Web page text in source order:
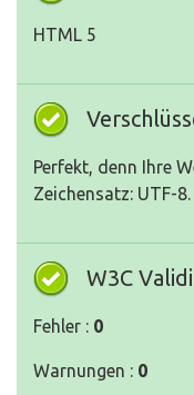
HTML 5
Perfekt, denn Ihre
Zeichensatz: UTF-8.
W3C
Fehler : 0
Warnungen : 0